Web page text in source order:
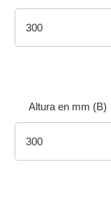
Altura en mm (B)